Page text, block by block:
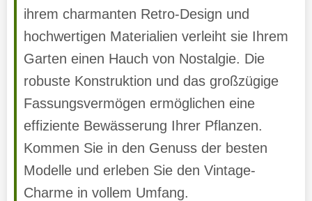
ihrem charmanten Retro-Design und
hochwertigen Materialien verleiht sie Ihrem
Garten einen Hauch von Nostalgie. Die
robuste Konstruktion und das großzügige
Fassungsvermögen ermöglichen eine
effiziente Bewässerung Ihrer Pflanzen.
Kommen Sie in den Genuss der besten
Modelle und erleben Sie den Vintage-
Charme in vollem Umfang.